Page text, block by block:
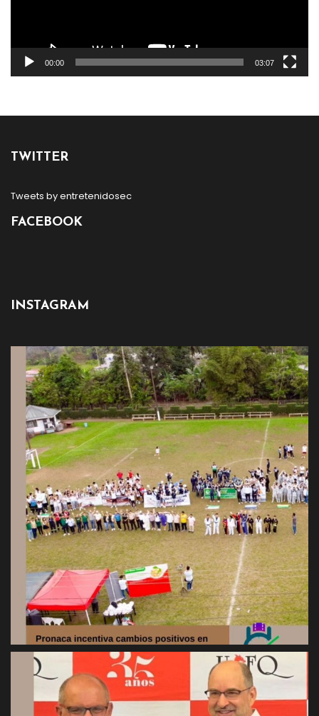
00:00 03:07
TWITTER
Tweets by entretenidosec
FACEBOOK
INSTAGRAM